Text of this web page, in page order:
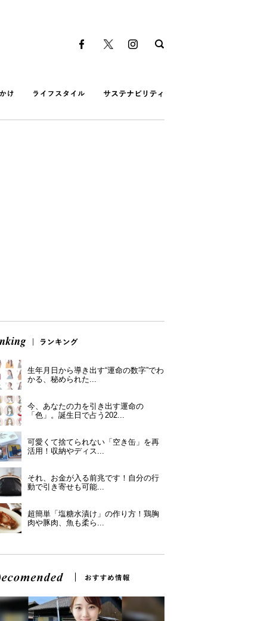
生年月日から導き出す“運命の数字”でわ
かる、秘められた...
今、あなたの力を引き出す運命の
「色」。誕生日で占う202...
可愛くて捨てられない「空き缶」を再
活用！収納やディス...
それ、お金が入る前兆です！自分の行
動で引き寄せも可能...
超簡単「塩糖水漬け」の作り方！鶏胸
肉や豚肉、魚も柔ら...